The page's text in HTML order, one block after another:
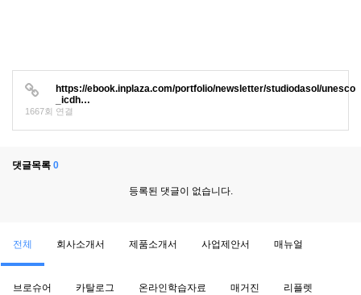
https://ebook.inplaza.com/portfolio/newsletter/studiodasol/unesco
_icdh…
1667회 연결
댓글목록 0
등록된 댓글이 없습니다.
전체 회사소개서 제품소개서 사업제안서 매뉴얼
브로슈어 카탈로그 온라인학습자료 매거진 리플렛